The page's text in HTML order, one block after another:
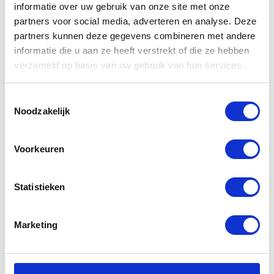
informatie over uw gebruik van onze site met onze
partners voor social media, adverteren en analyse. Deze
partners kunnen deze gegevens combineren met andere
informatie die u aan ze heeft verstrekt of die ze hebben
verzameld op basis van uw gebruik van hun services.
Noodzakelijk
Voorkeuren
Statistieken
Marketing
Gerelateerde
producten
Alpinestars
Waterproof
€349,95
€314,95